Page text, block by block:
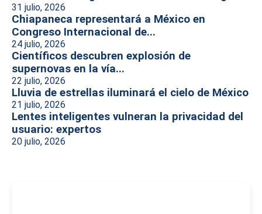
31 julio, 2026
Chiapaneca representará a México en
Congreso Internacional de...
24 julio, 2026
Científicos descubren explosión de
supernovas en la vía...
22 julio, 2026
Lluvia de estrellas iluminará el cielo de México
21 julio, 2026
Lentes inteligentes vulneran la privacidad del
usuario: expertos
20 julio, 2026